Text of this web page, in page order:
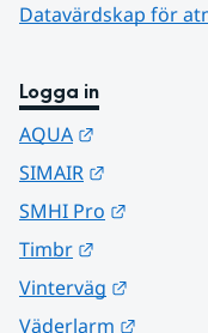
Datavärdskap för
Logga in
AQUA
SIMAIR
SMHI Pro
Timbr
Vinterväg
Väderlarm